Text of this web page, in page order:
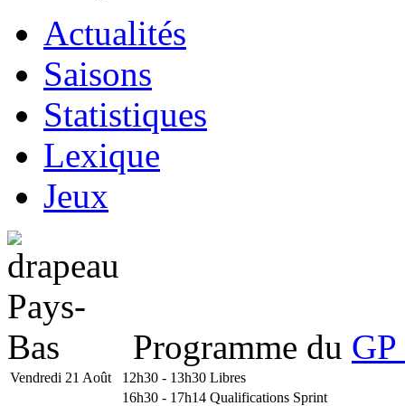
Actualités
Saisons
Statistiques
Lexique
Jeux
Programme du
Vendredi 21 Août 12h30 - 13h30 Libres
16h30 - 17h14 Qualifications Sprint